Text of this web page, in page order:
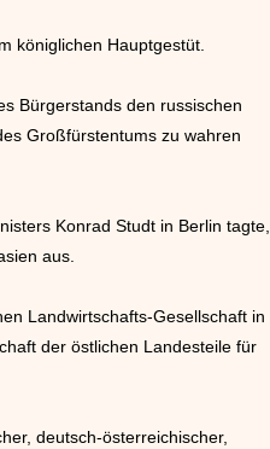
königlichen Hauptgestüt.
Bürgerstands den russischen
Großfürstentums zu wahren
Konrad Studt in Berlin tagte,
aus.
Landwirtschafts-Gesellschaft in
der östlichen Landesteile für
deutsch-österreichischer,